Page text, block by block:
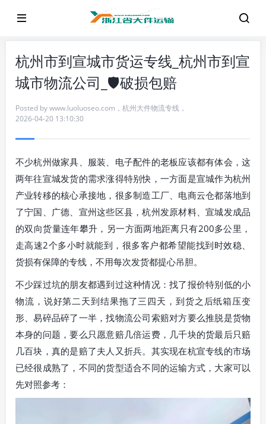
杭州市到宣城市货运专线_杭州市到宣
城市物流公司_🛡️破损包赔
Posted bywww.luoluoseo.com ， 杭州大件物流专线 ，
2026-04-20 13:10:30
不少杭州做家具、服装、电子配件的老板应该都有体会，这
两年往宣城发货的需求涨得特别快，一方面是宣城作为杭州
产业转移的核心承接地，很多制造工厂、电商云仓都落地到
了宁国、广德、宣州这些区县，杭州发原材料、宣城发成品
的双向货量连年攀升，另一方面两地距离只有200多公里，
走高速2个多小时就能到，很多客户都希望能找到时效稳、
货损有保障的专线，不用每次发货都提心吊胆。
不少踩过坑的朋友都遇到过这种情况：找了报价特别低的小
物流，说好第二天到结果拖了三四天，到货之后纸箱压变
形、易碎品碎了一半，找物流公司索赔对方要么推脱是货物
本身的问题，要么只愿意赔几倍运费，几千块的货最后只赔
几百块，真的是赔了夫人又折兵。其实现在杭宣专线的市场
已经很成熟了，不同的货型适合不同的运输方式，大家可以
先对照参考：